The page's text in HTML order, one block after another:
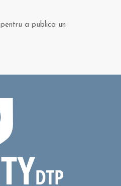
pentru a publica un